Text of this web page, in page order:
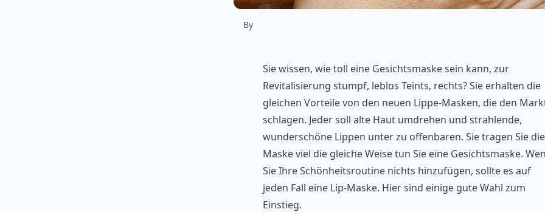
By
Sie wissen, wie toll eine Gesichtsmaske sein kann, zur
Revitalisierung stumpf, leblos Teints, rechts? Sie erhalten die
gleichen Vorteile von den neuen Lippe-Masken, die den
schlagen. Jeder soll alte Haut umdrehen und strahlende,
wunderschöne Lippen unter zu offenbaren. Sie tragen Sie die
Maske viel die gleiche Weise tun Sie eine Gesichtsmaske.
Sie Ihre Schönheitsroutine nichts hinzufügen, sollte es auf
jeden Fall eine Lip-Maske. Hier sind einige gute Wahl zum
Einstieg.